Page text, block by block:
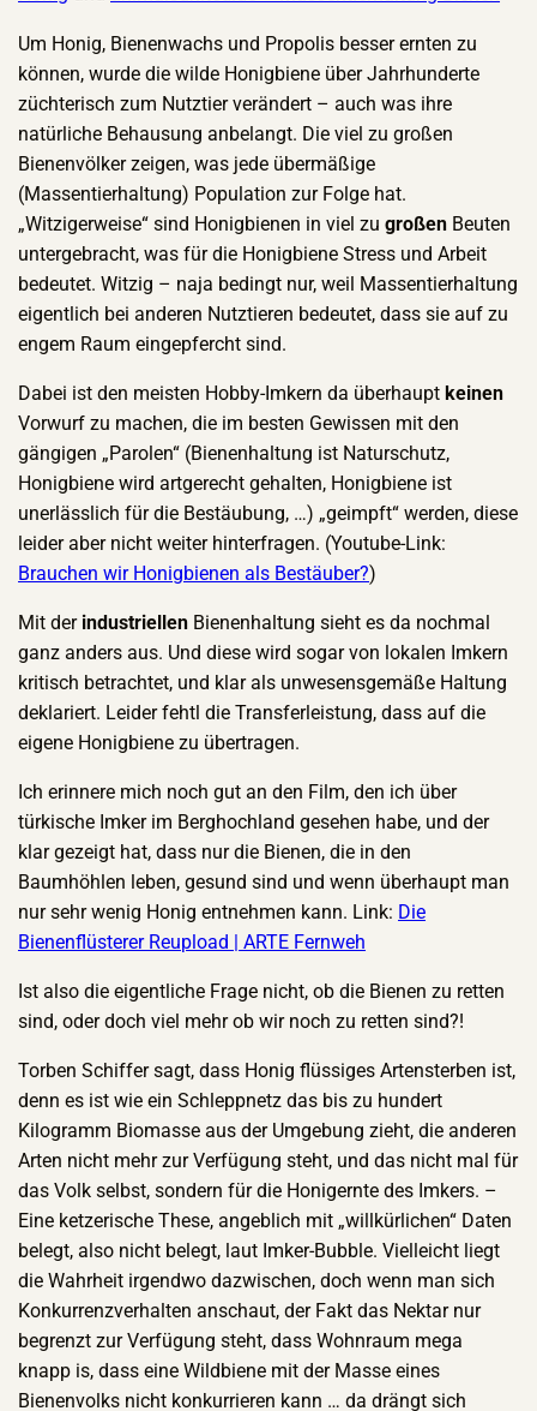
Um Honig, Bienenwachs und Propolis besser ernten zu
können, wurde die wilde Honigbiene über Jahrhunderte
züchterisch zum Nutztier verändert – auch was ihre
natürliche Behausung anbelangt. Die viel zu großen
Bienenvölker zeigen, was jede übermäßige
(Massentierhaltung) Population zur Folge hat.
„Witzigerweise“ sind Honigbienen in viel zugroßen Beuten
untergebracht, was für die Honigbiene Stress und Arbeit
bedeutet. Witzig – naja bedingt nur, weil Massentierhaltung
eigentlich bei anderen Nutztieren bedeutet, dass sie auf zu
engem Raum eingepfercht sind.
Dabei ist den meisten Hobby-Imkern da überhauptkeinen
Vorwurf zu machen, die im besten Gewissen mit den
gängigen „Parolen“ (Bienenhaltung ist Naturschutz,
Honigbiene wird artgerecht gehalten, Honigbiene ist
unerlässlich für die Bestäubung, …) „geimpft“ werden, diese
leider aber nicht weiter hinterfragen. (Youtube-Link:
Brauchen wir Honigbienen als Bestäuber?)
Mit der industriellen Bienenhaltung sieht es da nochmal
ganz anders aus. Und diese wird sogar von lokalen Imkern
kritisch betrachtet, und klar als unwesensgemäße Haltung
deklariert. Leider fehtl die Transferleistung, dass auf die
eigene Honigbiene zu übertragen.
Ich erinnere mich noch gut an den Film, den ich über
türkische Imker im Berghochland gesehen habe, und der
klar gezeigt hat, dass nur die Bienen, die in den
Baumhöhlen leben, gesund sind und wenn überhaupt man
nur sehr wenig Honig entnehmen kann. Link: Die
Bienenflüsterer Reupload | ARTE Fernweh
Ist also die eigentliche Frage nicht, ob die Bienen zu retten
sind, oder doch viel mehr ob wir noch zu retten sind?!
Torben Schiffer sagt, dass Honig flüssiges Artensterben ist,
denn es ist wie ein Schleppnetz das bis zu hundert
Kilogramm Biomasse aus der Umgebung zieht, die anderen
Arten nicht mehr zur Verfügung steht, und das nicht mal für
das Volk selbst, sondern für die Honigernte des Imkers. –
Eine ketzerische These, angeblich mit „willkürlichen“ Daten
belegt, also nicht belegt, laut Imker-Bubble. Vielleicht liegt
die Wahrheit irgendwo dazwischen, doch wenn man sich
Konkurrenzverhalten anschaut, der Fakt das Nektar nur
begrenzt zur Verfügung steht, dass Wohnraum mega
knapp is, dass eine Wildbiene mit der Masse eines
Bienenvolks nicht konkurrieren kann … da drängt sich